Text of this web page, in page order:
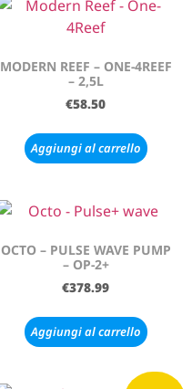
MODERN REEF – ONE-4REEF
– 2,5L
€58.50
Aggiungi al carrello
OCTO – PULSE WAVE PUMP
– OP-2+
€378.99
Aggiungi al carrello